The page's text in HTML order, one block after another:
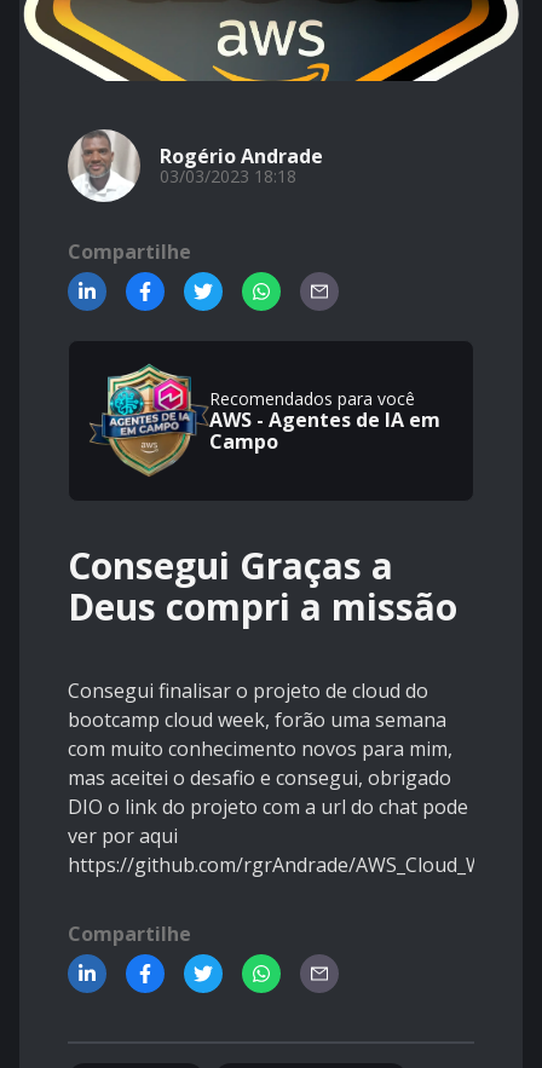
Rogério Andrade
03/03/2023 18:18
Compartilhe
Recomendados para você
AWS - Agentes de IA em
Campo
Consegui Graças a
Deus compri a missão
Consegui finalisar o projeto de cloud do
bootcamp cloud week, forão uma semana
com muito conhecimento novos para mim,
mas aceitei o desafio e consegui, obrigado
DIO o link do projeto com a url do chat pode
ver por aqui
https://github.com/rgrAndrade/AWS_Cloud_Week
Compartilhe